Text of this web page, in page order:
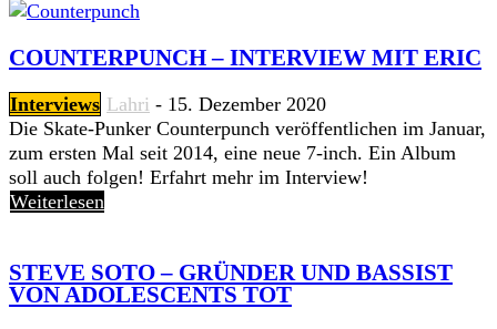
COUNTERPUNCH – INTERVIEW MIT ERIC
Interviews Lahri - 15. Dezember 2020
Die Skate-Punker Counterpunch veröffentlichen im Januar,
zum ersten Mal seit 2014, eine neue 7-inch. Ein Album
soll auch folgen! Erfahrt mehr im Interview!
Weiterlesen
STEVE SOTO – GRÜNDER UND BASSIST
VON ADOLESCENTS TOT